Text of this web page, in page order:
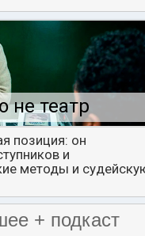
не театр
позиция: он
и
методы и
+ подкаст